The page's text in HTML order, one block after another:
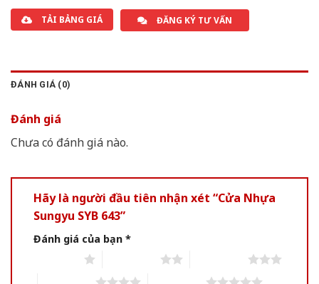
TẢI BẢNG GIÁ ĐĂNG KÝ TƯ VẤN
ĐÁNH GIÁ (0)
Đánh giá
Chưa có đánh giá nào.
Hãy là người đầu tiên nhận xét “Cửa Nhựa
Sungyu SYB 643”
Đánh giá của bạn *